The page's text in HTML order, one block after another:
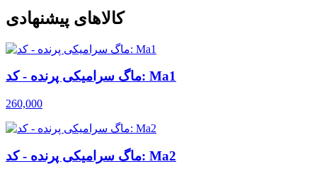
کالاهای پیشنهادی
ماگ سرامیکی پرنده - کد: Ma1
260,000
ماگ سرامیکی پرنده - کد: Ma2